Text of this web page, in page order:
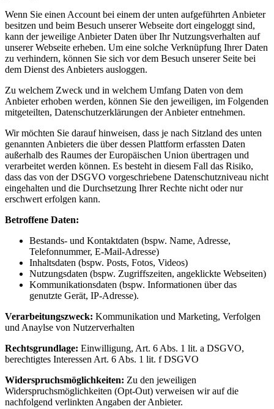
Wenn Sie einen Account bei einem der unten aufgeführten Anbieter
besitzen und beim Besuch unserer Webseite dort eingeloggt sind,
kann der jeweilige Anbieter Daten über Ihr Nutzungsverhalten auf
unserer Webseite erheben. Um eine solche Verknüpfung Ihrer Daten
zu verhindern, können Sie sich vor dem Besuch unserer Seite bei
dem Dienst des Anbieters ausloggen.
Zu welchem Zweck und in welchem Umfang Daten von dem
Anbieter erhoben werden, können Sie den jeweiligen, im Folgenden
mitgeteilten, Datenschutzerklärungen der Anbieter entnehmen.
Wir möchten Sie darauf hinweisen, dass je nach Sitzland des unten
genannten Anbieters die über dessen Plattform erfassten Daten
außerhalb des Raumes der Europäischen Union übertragen und
verarbeitet werden können. Es besteht in diesem Fall das Risiko,
dass das von der DSGVO vorgeschriebene Datenschutzniveau nicht
eingehalten und die Durchsetzung Ihrer Rechte nicht oder nur
erschwert erfolgen kann.
Betroffene Daten:
Bestands- und Kontaktdaten (bspw. Name, Adresse,
Telefonnummer, E-Mail-Adresse)
Inhaltsdaten (bspw. Posts, Fotos, Videos)
Nutzungsdaten (bspw. Zugriffszeiten, angeklickte Webseiten)
Kommunikationsdaten (bspw. Informationen über das
genutzte Gerät, IP-Adresse).
Verarbeitungszweck: Kommunikation und Marketing, Verfolgen
und Anaylse von Nutzerverhalten
Rechtsgrundlage: Einwilligung, Art. 6 Abs. 1 lit. a DSGVO,
berechtigtes Interessen Art. 6 Abs. 1 lit. f DSGVO
Widerspruchsmöglichkeiten: Zu den jeweiligen
Widerspruchsmöglichkeiten (Opt-Out) verweisen wir auf die
nachfolgend verlinkten Angaben der Anbieter.